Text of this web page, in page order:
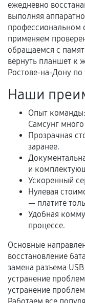
Документы
гарантии
Гарантийный
Акт
Документы
и кассовый
В некоторых
расширенной
условия
фиксируются в
Когда
Нарушение
ежедневно
выполняя
профессиональном
применяем
обращаемся с
вернуть планшет к
Ростове-на-Дону по
Наши
Опыт команды:
Самсунг много
Прозрачная
заранее.
и
Ускоренный
Нулевая
— платите
Удобная
процессе.
Основные
восстановление
замена разъема
устранение
устранение